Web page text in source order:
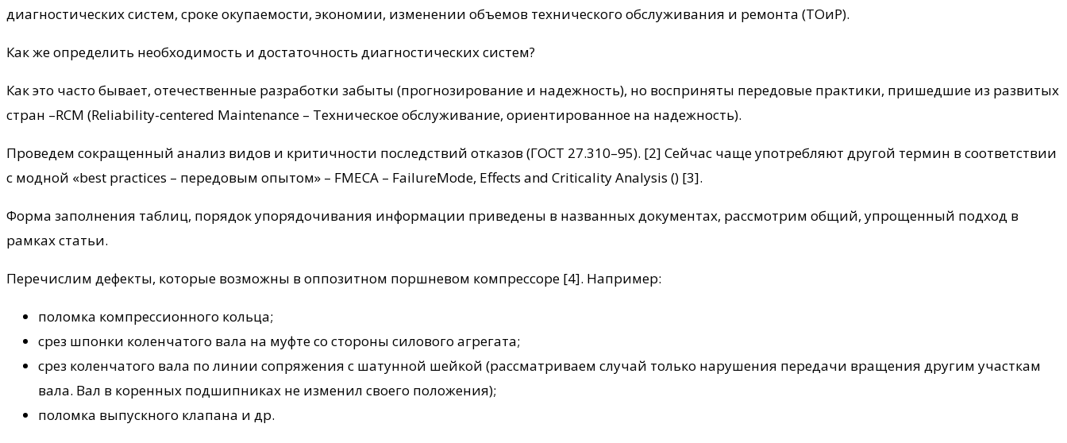
диагностических систем, сроке окупаемости, экономии, изменении объемов технического обслуживания и ремонта (ТОиР).
Как же определить необходимость и достаточность диагностических систем?
Как это часто бывает, отечественные разработки забыты (прогнозирование и надежность), но восприняты передовые практики, пришедшие из развитых
стран –RCM (Reliability-сentered Maintenance – Техническое обслуживание, ориентированное на надежность).
Проведем сокращенный анализ видов и критичности последствий отказов (ГОСТ 27.310–95). [2] Сейчас чаще употребляют другой термин в соответствии
с модной «best practices – передовым опытом» – FMECA – FailureMode, Effects and Criticality Analysis () [3].
Форма заполнения таблиц, порядок упорядочивания информации приведены в названных документах, рассмотрим общий, упрощенный подход в
рамках статьи.
Перечислим дефекты, которые возможны в оппозитном поршневом компрессоре [4]. Например:
поломка компрессионного кольца;
срез шпонки коленчатого вала на муфте со стороны силового агрегата;
срез коленчатого вала по линии сопряжения с шатунной шейкой (рассматриваем случай только нарушения передачи вращения другим участкам
вала. Вал в коренных подшипниках не изменил своего положения);
поломка выпускного клапана и др.